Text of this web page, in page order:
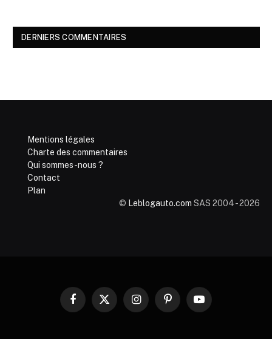
DERNIERS COMMENTAIRES
Mentions légales
Charte des commentaires
Qui sommes-nous ?
Contact
Plan
© Leblogauto.com SAS 2004 - 2026
Facebook
X
InstagramPinterestYouTube